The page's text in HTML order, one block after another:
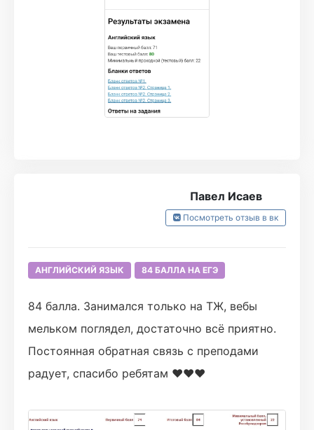
Павел Исаев
Посмотреть отзыв в вк
АНГЛИЙСКИЙ ЯЗЫК 84 БАЛЛА НА ЕГЭ
84 балла. Занимался только на ТЖ, вебы
мельком поглядел, достаточно всё приятно.
Постоянная обратная связь с преподами
радует, спасибо ребятам ❤❤❤